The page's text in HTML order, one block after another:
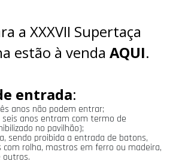
a XXXVII Supertaça
estão à venda AQUI.
entrada:
anos não podem entrar;
anos entram com termo de
no pavilhão);
sendo proibida a entrada de batons,
com rolha, mastros em ferro ou madeira,
outros.